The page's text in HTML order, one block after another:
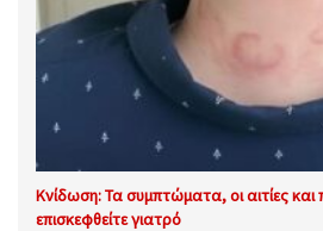
Κνίδωση: Τα συμπτώματα, οι αιτίες και
επισκεφθείτε γιατρό